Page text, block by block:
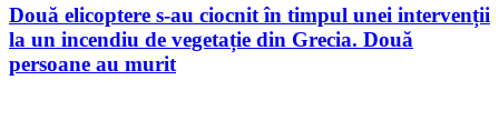
Două elicoptere s-au ciocnit în timpul unei intervenții
la un incendiu de vegetație din Grecia. Două
persoane au murit